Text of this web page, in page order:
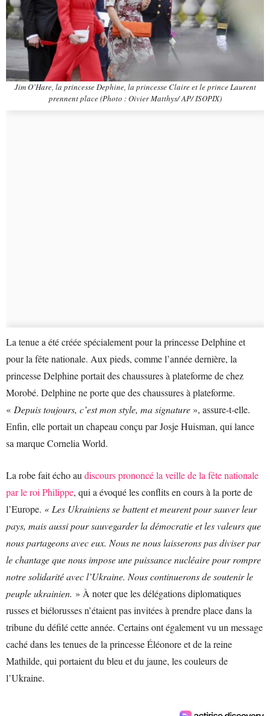
Jim O’Hare, la princesse Dephine, la princesse Claire et le prince Laurent
prennent place (Photo : Oivier Matthys/ AP/ ISOPIX)
La tenue a été créée spécialement pour la princesse Delphine et
pour la fête nationale. Aux pieds, comme l’année dernière, la
princesse Delphine portait des chaussures à plateforme de chez
Morobé. Delphine ne porte que des chaussures à plateforme.
« Depuis toujours, c’est mon style, ma signature», assure-t-elle.
Enfin, elle portait un chapeau conçu par Josje Huisman, qui lance
sa marque Cornelia World.
La robe fait écho audiscours prononcé la veille de la fête nationale
par le roi Philippe, qui a évoqué les conflits en cours à la porte de
l’Europe. « Les Ukrainiens se battent et meurent pour sauver leur
pays, mais aussi pour sauvegarder la démocratie et les valeurs que
nous partageons avec eux. Nous ne nous laisserons pas diviser par
le chantage que nous impose une puissance nucléaire pour rompre
notre solidarité avec l’Ukraine. Nous continuerons de soutenir le
peuple ukrainien. » À noter que les délégations diplomatiques
russes et biélorusses n’étaient pas invitées à prendre place dans la
tribune du défilé cette année. Certains ont également vu un message
caché dans les tenues de la princesse Éléonore et de la reine
Mathilde, qui portaient du bleu et du jaune, les couleurs de
l’Ukraine.